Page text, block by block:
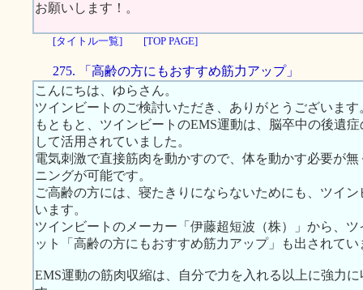
お願いします！。
[タイトル一覧] [TOP PAGE]
275. 「高齢の方にもおすすめ筋力アップ」
こんにちは、ゆらさん。
ツインビートのご検討いただき、ありがとうございます
もともと、ツインビートのEMS運動は、脳卒中の後遺
して活用されていました。
電気刺激で直接筋肉を動かすので、体を動かす必要が
ニングが可能です。
ご高齢の方には、寝たきりにならないためにも、ツイ
います。
ツインビートのメーカー「伊藤超短波（株）」から、
ット「高齢の方にもおすすめ筋力アップ」も出されてい
EMS運動の筋肉収縮は、自分で力を入れる以上に強力